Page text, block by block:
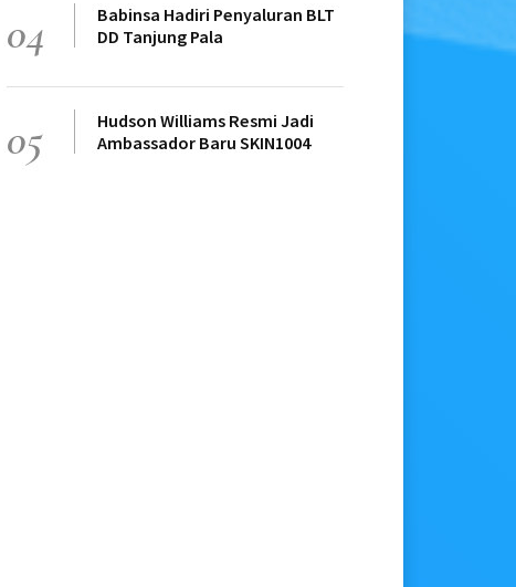
04
Babinsa Hadiri Penyaluran BLT
DD Tanjung Pala
05
Hudson Williams Resmi Jadi
Ambassador Baru SKIN1004